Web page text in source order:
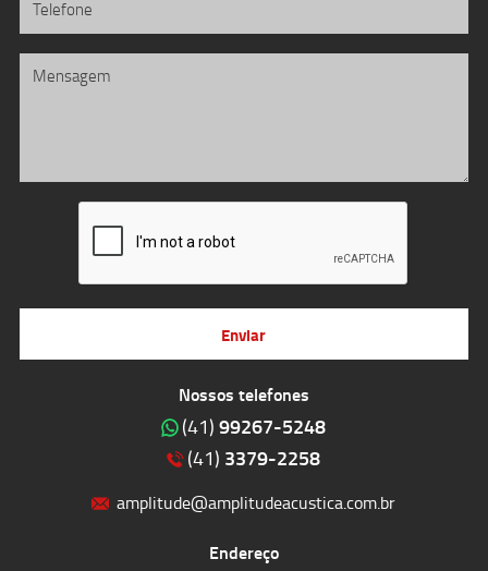
Nossos telefones
(41) 99267-5248
(41) 3379-2258
amplitude@amplitudeacustica.com.br
Endereço
Enviar